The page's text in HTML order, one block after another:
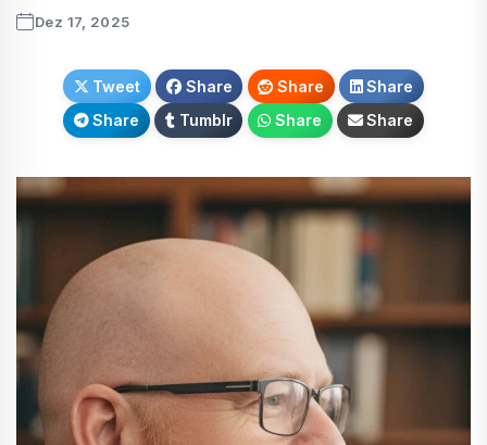
Dez 17, 2025
Tweet Share Share
Share
Share
Tumblr Share Share